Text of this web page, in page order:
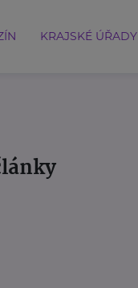
KRAJSKÉ ÚŘADY